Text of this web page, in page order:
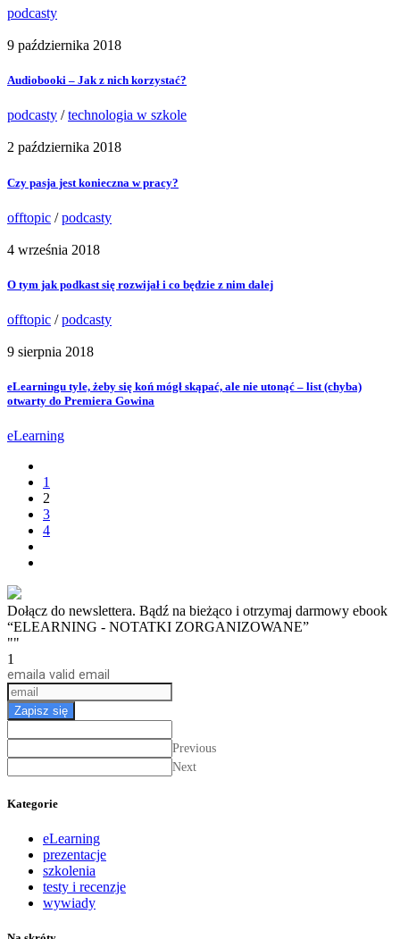
podcasty
9 października 2018
Audiobooki – Jak z nich korzystać?
podcasty /technologia w szkole
2 października 2018
Czy pasja jest konieczna w pracy?
offtopic /podcasty
4 września 2018
O tym jak podkast się rozwijał i co będzie z nim dalej
offtopic /podcasty
9 sierpnia 2018
eLearningu tyle, żeby się koń mógł skąpać, ale nie utonąć – list (chyba)
otwarty do Premiera Gowina
eLearning
1
2
3
4
Dołącz do newslettera. Bądź na bieżąco i otrzymaj darmowy ebook
“ELEARNING - NOTATKI ZORGANIZOWANE”
""
1
email a valid email
Zapisz się
Previous
Next
Kategorie
eLearning
prezentacje
szkolenia
testy i recenzje
wywiady